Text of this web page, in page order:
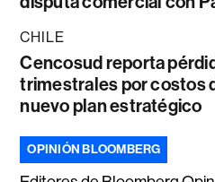
CHILE
Cencosud reporta
trimestrales por costos
nuevo plan estratégico
OPINIÓN BLOOMBERG